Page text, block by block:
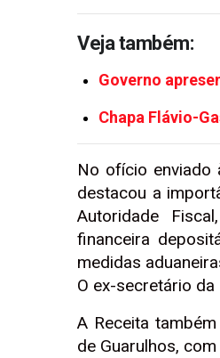
Veja também:
Governo
Chapa Flávio-
No ofício enviado
destacou a
Autoridade
financeira
medidas
O ex-secretário
A Receita
de Guarulhos,